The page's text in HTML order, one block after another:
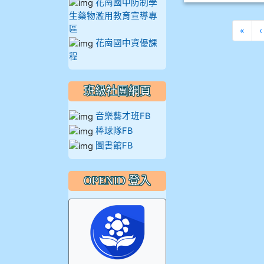
« 第一‹
花崗國中防制學
生藥物濫用教育宣導專
區
花崗國中資優課
程
班級社團網頁
音樂藝才班FB
棒球隊FB
圖書館FB
OPENID 登入